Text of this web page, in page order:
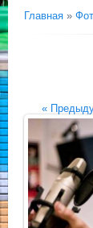
Главная »
«